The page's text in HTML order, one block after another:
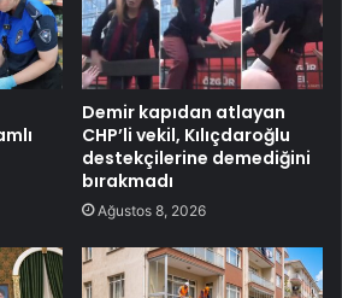
Demir kapıdan atlayan
CHP’li vekil, Kılıçdaroğlu
destekçilerine demediğini
bırakmadı
Ağustos 8, 2026